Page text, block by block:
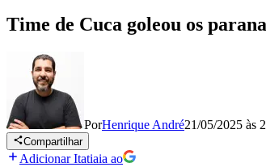
Time de Cuca goleou os
PorHenrique André21/05/2025 às
Compartilhar
Adicionar Itatiaia ao